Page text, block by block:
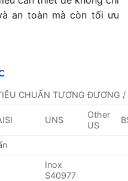
an toàn mà còn tối ưu
CHUẨN TƯƠNG ĐƯƠNG /
UNS
Other
US
Inox
S40977